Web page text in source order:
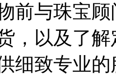
前与珠宝
，以及了
细致专业